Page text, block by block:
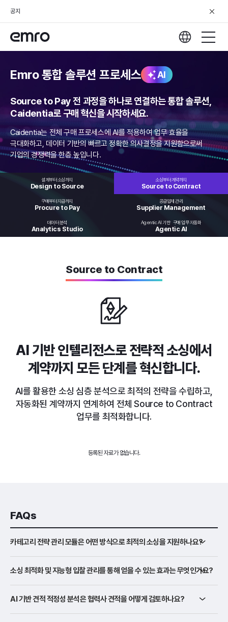
공지
Emro 통합 솔루션 프로세스 AI
Source to Pay 전 과정을 하나로 연결하는 통합 솔루션,
Caidentia로 구매 혁신을 시작하세요.
Caidentia는 전체 구매 프로세스에 AI를 적용하여 업무 효율을
극대화하고, 데이터 기반의 빠르고 정확한 의사결정을 지원함으로써
기업의 경쟁력을 한층 높입니다.
설계부터 소싱까지
Design to Source
소싱부터 계약까지
Source to Contract
구매부터 지급까지
Procure to Pay
공급업체 관리
Supplier Management
데이터 분석
Analytics Studio
Agentic AI 기반 구매 업무 자동화
Agentic AI
Source to Contract
AI 기반 인텔리전스로 전략적 소싱에서
계약까지 모든 단계를 혁신합니다.
AI를 활용한 소싱 심층 분석으로 최적의 전략을 수립하고,
자동화된 계약까지 연계하여 전체 Source to Contract
업무를 최적화합니다.
등록된 자료가 없습니다.
FAQs
카테고리 전략 관리 모듈은 어떤 방식으로 최적의 소싱을 지원하나요?
소싱 최적화 및 지능형 입찰 관리를 통해 얻을 수 있는 효과는 무엇인가요?
AI 기반 견적 적정성 분석은 협력사 견적을 어떻게 검토하나요?